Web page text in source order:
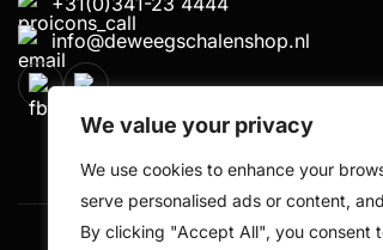
We value your privacy
We use cookies to enhance your
serve personalised ads or content,
By clicking "Accept All", you consent
info@deweegschalenshop.nl